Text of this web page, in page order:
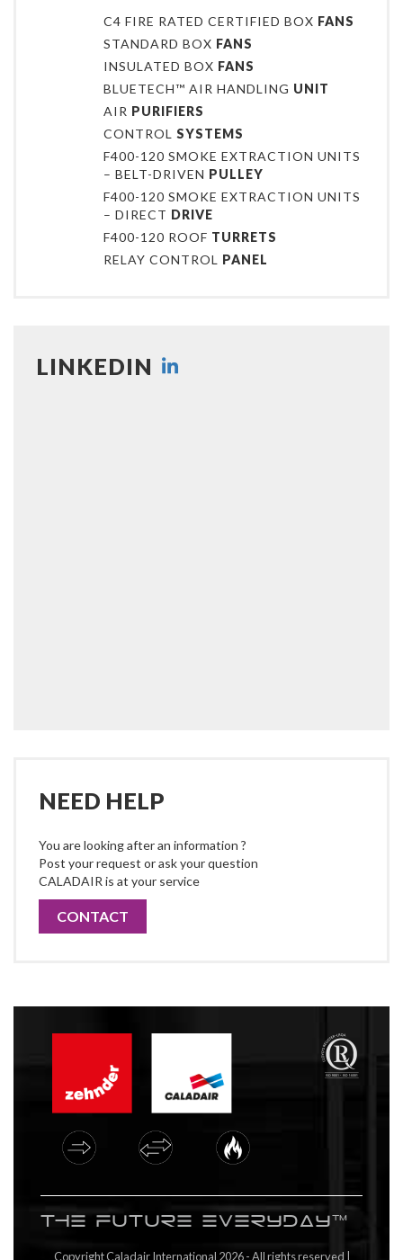
C4 FIRE RATED CERTIFIED BOX FANS
STANDARD BOX FANS
INSULATED BOX FANS
BLUETECH™ AIR HANDLING UNIT
AIR PURIFIERS
CONTROLSYSTEMS
F400-120 SMOKE EXTRACTION UNITS
– BELT-DRIVEN PULLEY
F400-120 SMOKE EXTRACTION UNITS
– DIRECT DRIVE
F400-120 ROOF TURRETS
RELAY CONTROL PANEL
LINKEDIN
NEED HELP
You are looking after an information ?
Post your request or ask your question
CALADAIR is at your service
CONTACT
The future everyday™
Copyright Caladair International 2026 - All rights reserved |